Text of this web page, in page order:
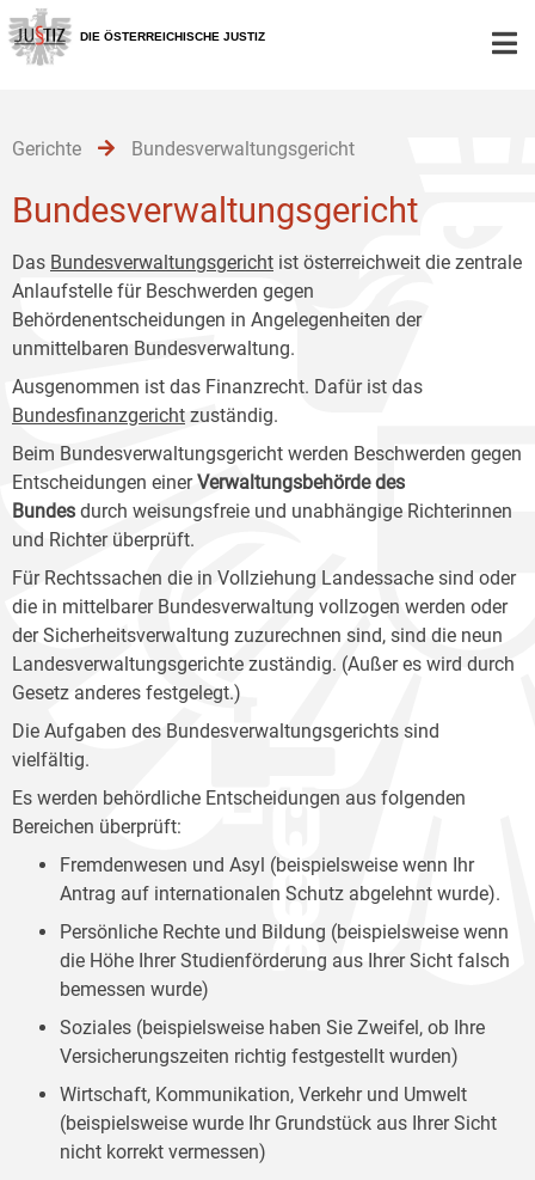
Zur
Hauptnavigation
[1]
Zum
Inhalt
[2]
Zum
Untermenü
[3]
DIE ÖSTERREICHISCHE JUSTIZ
Gerichte Bundesverwaltungsgericht
Bundesverwaltungsgericht
Das Bundesverwaltungsgericht ist österreichweit die zentrale
Anlaufstelle für Beschwerden gegen
Behördenentscheidungen in Angelegenheiten der
unmittelbaren Bundesverwaltung.
Ausgenommen ist das Finanzrecht. Dafür ist das
Bundesfinanzgericht zuständig.
Beim Bundesverwaltungsgericht werden Beschwerden gegen
Entscheidungen einerVerwaltungsbehörde des
Bundes durch weisungsfreie und unabhängige Richterinnen
und Richter überprüft.
Für Rechtssachen die in Vollziehung Landessache sind oder
die in mittelbarer Bundesverwaltung vollzogen werden oder
der Sicherheitsverwaltung zuzurechnen sind, sind die neun
Landesverwaltungsgerichte zuständig. (Außer es wird durch
Gesetz anderes festgelegt.)
Die Aufgaben des Bundesverwaltungsgerichts sind
vielfältig.
Es werden behördliche Entscheidungen aus folgenden
Bereichen überprüft:
Fremdenwesen und Asyl (beispielsweise wenn Ihr
Antrag auf internationalen Schutz abgelehnt wurde).
Persönliche Rechte und Bildung (beispielsweise wenn
die Höhe Ihrer Studienförderung aus Ihrer Sicht falsch
bemessen wurde)
Soziales (beispielsweise haben Sie Zweifel, ob Ihre
Versicherungszeiten richtig festgestellt wurden)
Wirtschaft, Kommunikation, Verkehr und Umwelt
(beispielsweise wurde Ihr Grundstück aus Ihrer Sicht
nicht korrekt vermessen)